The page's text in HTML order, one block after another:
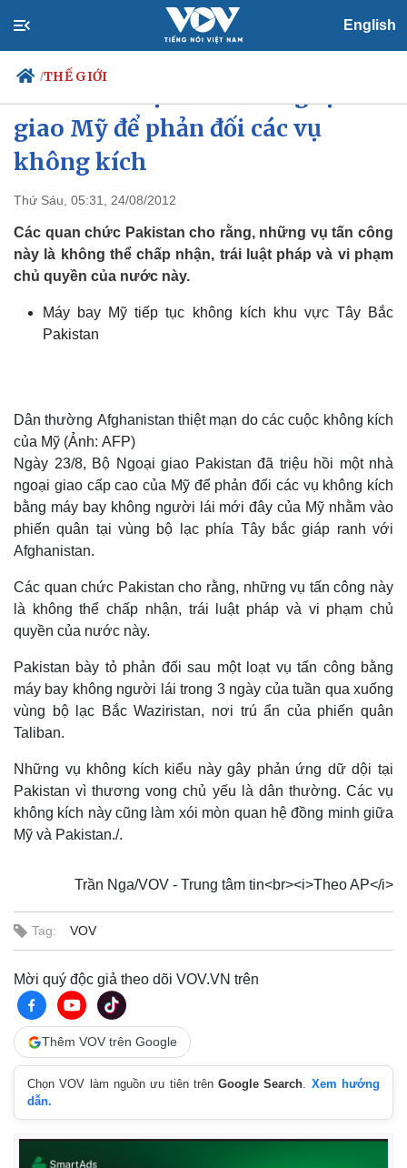
English
/THẾ GIỚI
Chính trị
Đảng
Quốc hội
Nhận diện sự thật
Giáo dục
Dấu ấn VOV
giao Mỹ để phản đối các vụ
không kích
Thứ Sáu, 05:31, 24/08/2012
Các quan chức Pakistan cho rằng, những vụ tấn công
này là không thể chấp nhận, trái luật pháp và vi phạm
chủ quyền của nước này.
Máy bay Mỹ tiếp tục không kích khu vực Tây Bắc
Pakistan
Dân thường Afghanistan thiệt mạn do các cuộc không kích
của Mỹ (Ảnh: AFP)
Ngày 23/8, Bộ Ngoại giao Pakistan đã triệu hồi một nhà
ngoại giao cấp cao của Mỹ để phản đối các vụ không kích
bằng máy bay không người lái mới đây của Mỹ nhằm vào
phiến quân tại vùng bộ lạc phía Tây bắc giáp ranh với
Afghanistan.
Các quan chức Pakistan cho rằng, những vụ tấn công này
là không thể chấp nhận, trái luật pháp và vi phạm chủ
quyền của nước này.
Pakistan bày tỏ phản đối sau một loạt vụ tấn công bằng
máy bay không người lái trong 3 ngày của tuần qua xuống
vùng bộ lạc Bắc Waziristan, nơi trú ẩn của phiến quân
Taliban.
Những vụ không kích kiểu này gây phản ứng dữ dội tại
Pakistan vì thương vong chủ yếu là dân thường. Các vụ
không kích này cũng làm xói mòn quan hệ đồng minh giữa
Mỹ và Pakistan./.
Trần Nga/VOV - Trung tâm tin<br><i>Theo AP</i>
Tag: VOV
Mời quý độc giả theo dõi VOV.VN trên
Thêm VOV trên Google
Chọn VOV làm nguồn ưu tiên trênGoogle Search. Xem hướng
dẫn.